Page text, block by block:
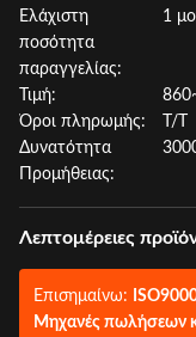
Ελάχιστη
ποσότητα
παραγγελίας:
1
Τιμή:
Όροι πληρωμής:
T/T
Δυνατότητα
Προμήθειας:
Λεπτομέρειες
Επισημαίνω:
Μηχανές πωλήσεων